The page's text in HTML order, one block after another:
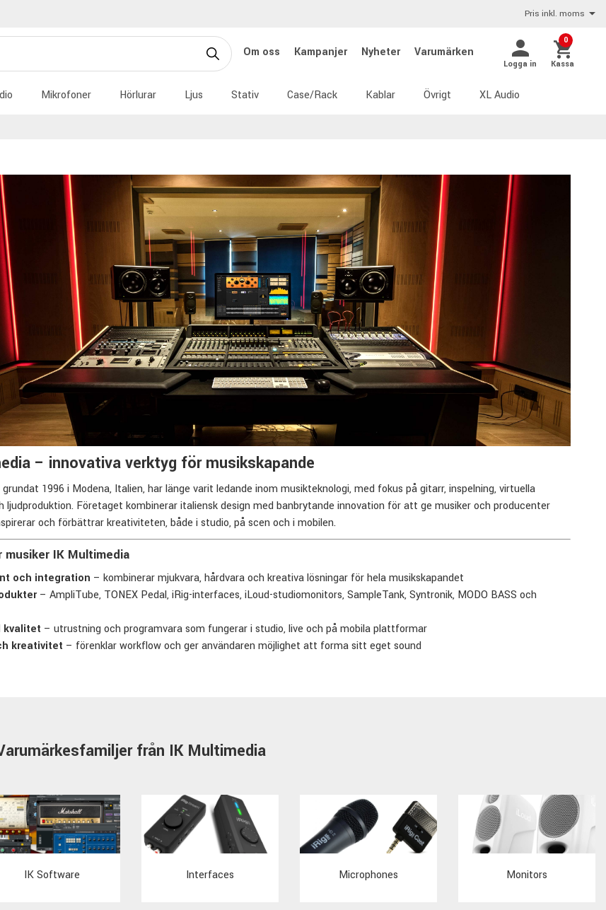
Pris inkl. moms
Om oss Kampanjer Nyheter Varumärken
Logga in
0
Kassa
Mikrofoner Hörlurar Ljus Stativ Case/Rack Kablar Övrigt XL Audio
– innovativa verktyg för musikskapande
1996 i Modena, Italien, har länge varit ledande inom musikteknologi, med fokus på gitarr, inspelning, virtuella
ljudproduktion. Företaget kombinerar italiensk design med banbrytande innovation för att ge musiker och producenter
och förbättrar kreativiteten, både i studio, på scen och i mobilen.
musiker IK Multimedia
och integration – kombinerar mjukvara, hårdvara och kreativa lösningar för hela musikskapandet
– AmpliTube, TONEX Pedal, iRig-interfaces, iLoud-studiomonitors, SampleTank, Syntronik, MODO BASS och
kvalitet – utrustning och programvara som fungerar i studio, live och på mobila plattformar
kreativitet – förenklar workflow och ger användaren möjlighet att forma sitt eget sound
från IK Multimedia
IK Software Interfaces Microphones Monitors